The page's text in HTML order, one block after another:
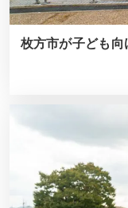
枚方市が子ども